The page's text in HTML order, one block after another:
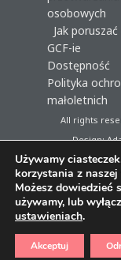
osobowych
Jak
GCF-ie
Dostępność
Polityka
małoletnich
All rights
Design:
Używamy
korzystania z
Możesz dowiedzieć
używamy, lub
ustawieniach.
Akceptuj